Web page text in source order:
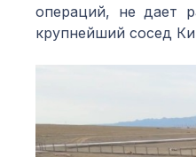
операций, не дает
крупнейший сосед